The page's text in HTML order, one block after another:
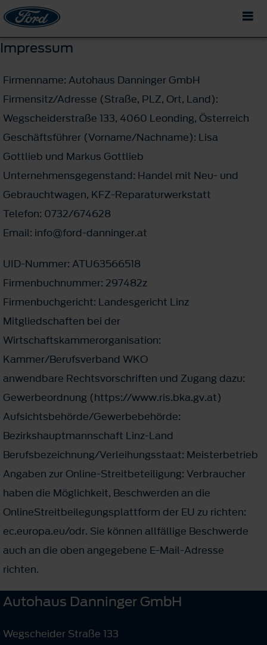
Impressum
Firmenname: Autohaus Danninger GmbH
Firmensitz/Adresse (Straße, PLZ, Ort, Land):
Wegscheiderstraße 133, 4060 Leonding, Österreich
Geschäftsführer (Vorname/Nachname): Lisa
Gottlieb und Markus Gottlieb
Unternehmensgegenstand: Handel mit Neu- und
Gebrauchtwagen, KFZ-Reparaturwerkstatt
Telefon: 0732/674628
Email: info@ford-danninger.at
UID-Nummer: ATU63566518
Firmenbuchnummer: 297482z
Firmenbuchgericht: Landesgericht Linz
Mitgliedschaften bei der
Wirtschaftskammerorganisation:
Kammer/Berufsverband WKO
anwendbare Rechtsvorschriften und Zugang dazu:
Gewerbeordnung (https://www.ris.bka.gv.at)
Aufsichtsbehörde/Gewerbebehörde:
Bezirkshauptmannschaft Linz-Land
Berufsbezeichnung/Verleihungsstaat: Meisterbetrieb
Angaben zur Online-Streitbeteiligung: Verbraucher
haben die Möglichkeit, Beschwerden an die
OnlineStreitbeilegungsplattform der EU zu richten:
ec.europa.eu/odr. Sie können allfällige Beschwerde
auch an die oben angegebene E-Mail-Adresse
richten.
Autohaus Danninger GmbH
Wegscheider Straße 133